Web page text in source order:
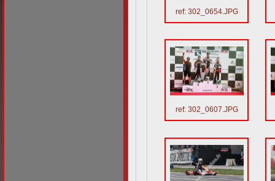
ref: 302_0654.JPG
ref: 302_0607.JPG